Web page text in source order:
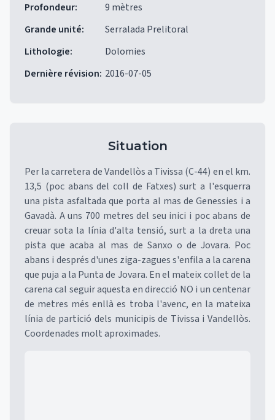
Profondeur:
9 mètres
Grande unité:
Serralada Prelitoral
Lithologie:
Dolomies
Dernière révision: 2016-07-05
Situation
Per la carretera de Vandellòs a Tivissa (C-44) en el km.
13,5 (poc abans del coll de Fatxes) surt a l'esquerra
una pista asfaltada que porta al mas de Genessies i a
Gavadà. A uns 700 metres del seu inici i poc abans de
creuar sota la línia d'alta tensió, surt a la dreta una
pista que acaba al mas de Sanxo o de Jovara. Poc
abans i després d'unes ziga-zagues s'enfila a la carena
que puja a la Punta de Jovara. En el mateix collet de la
carena cal seguir aquesta en direcció NO i un centenar
de metres més enllà es troba l'avenc, en la mateixa
línia de partició dels municipis de Tivissa i Vandellòs.
Coordenades molt aproximades.